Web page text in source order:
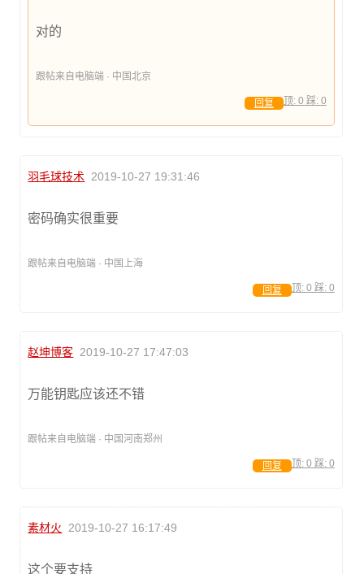
对的
跟帖来自电脑端 · 中国北京
顶: 0 踩: 0
回复
羽毛球技术 2019-10-27 19:31:46
密码确实很重要
跟帖来自电脑端 · 中国上海
顶: 0 踩: 0
回复
赵坤博客 2019-10-27 17:47:03
万能钥匙应该还不错
跟帖来自电脑端 · 中国河南郑州
顶: 0 踩: 0
回复
素材火 2019-10-27 16:17:49
这个要支持